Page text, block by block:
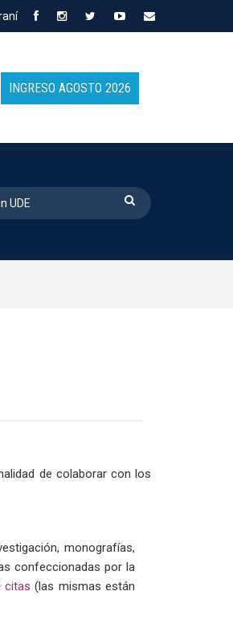
INGRESO AGOSTO 2026
de colaborar con los
monografías,
confeccionadas por la
citas (las mismas están